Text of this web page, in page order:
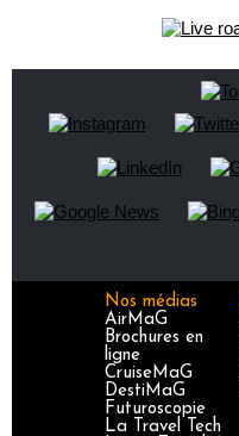
Nos médias
AirMaG
Brochures en
ligne
CruiseMaG
DestiMaG
Futuroscopie
La Travel Tech